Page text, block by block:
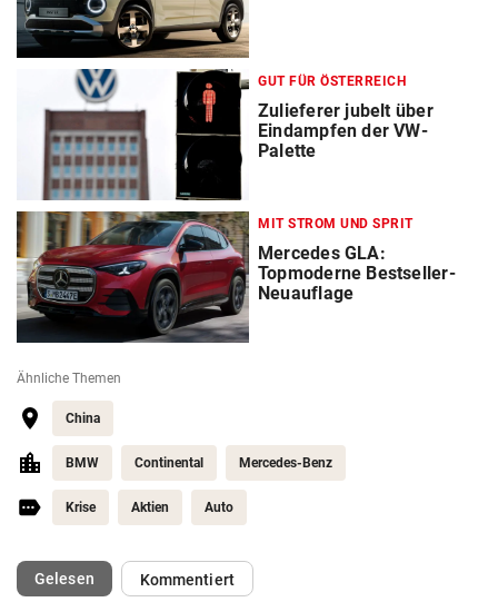
GUT FÜR ÖSTERREICH
Zulieferer jubelt über
Eindampfen der VW-
Palette
MIT STROM UND SPRIT
Mercedes GLA:
Topmoderne Bestseller-
Neuauflage
Ähnliche Themen
China
BMW Continental Mercedes-Benz
Krise Aktien Auto
Gelesen(ausgewählt)Kommentiert